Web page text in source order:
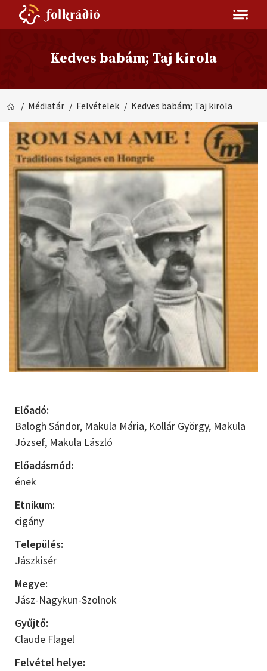
Kedves babám; Taj kirola
/ Médiatár / Felvételek / Kedves babám; Taj kirola
Előadó:
Balogh Sándor, Makula Mária, Kollár György, Makula
József, Makula László
Előadásmód:
ének
Etnikum:
cigány
Település:
Jászkisér
Megye:
Jász-Nagykun-Szolnok
Gyűjtő:
Claude Flagel
Felvétel helye: